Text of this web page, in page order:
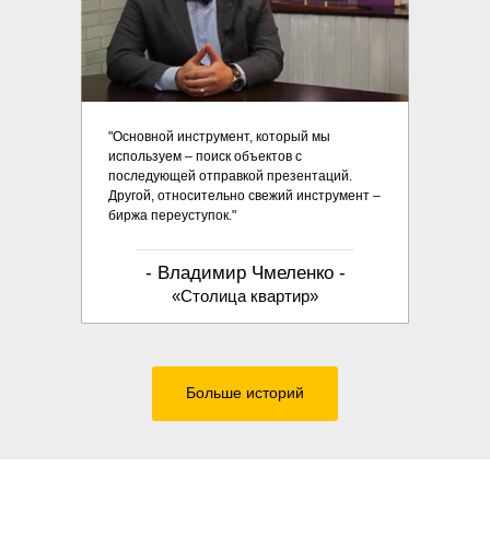
"Основной инструмент, который мы
используем – поиск объектов с
последующей отправкой презентаций.
Другой, относительно свежий инструмент –
биржа переуступок."
- Владимир Чмеленко -
«Столица квартир»
Больше историй